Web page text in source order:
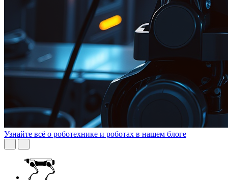
Узнайте всё о роботехнике и роботах в нашем блоге